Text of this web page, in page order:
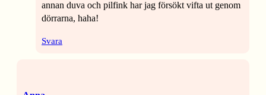
annan duva och pilfink har jag försökt vifta ut genom
dörrarna, haha!
Svara